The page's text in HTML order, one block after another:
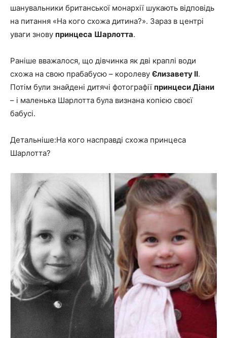
шанувальники британської монархії шукають відповідь
на питання «На кого схожа дитина?». Зараз в центрі
уваги знову принцеса Шарлотта.
Раніше вважалося, що дівчинка як дві краплі води
схожа на свою прабабусю – королеву Єлизавету II.
Потім були знайдені дитячі фотографії принцеси Діани
– і маленька Шарлотта була визнана копією своєї
бабусі.
Детальніше:На кого насправді схожа принцеса
Шарлотта?